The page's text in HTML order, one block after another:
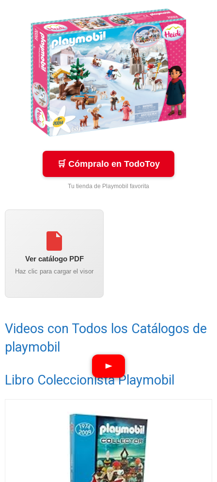
🛒 Cómpralo en TodoToy
Tu tienda de Playmobil favorita
Ver catálogo PDF
Haz clic para cargar el visor
Videos con Todos los Catálogos de
playmobil
Libro Coleccionista Playmobil